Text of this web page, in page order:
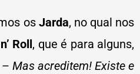
os Jarda, no qual nos
Roll, que é para alguns,
Mas acreditem! Existe e